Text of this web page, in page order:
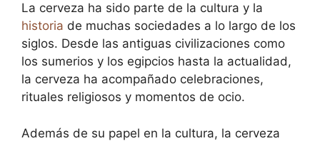
La cerveza ha sido parte de la cultura y la
historia de muchas sociedades a lo largo de los
siglos. Desde las antiguas civilizaciones como
los sumerios y los egipcios hasta la actualidad,
la cerveza ha acompañado celebraciones,
rituales religiosos y momentos de ocio.
Además de su papel en la cultura, la cerveza